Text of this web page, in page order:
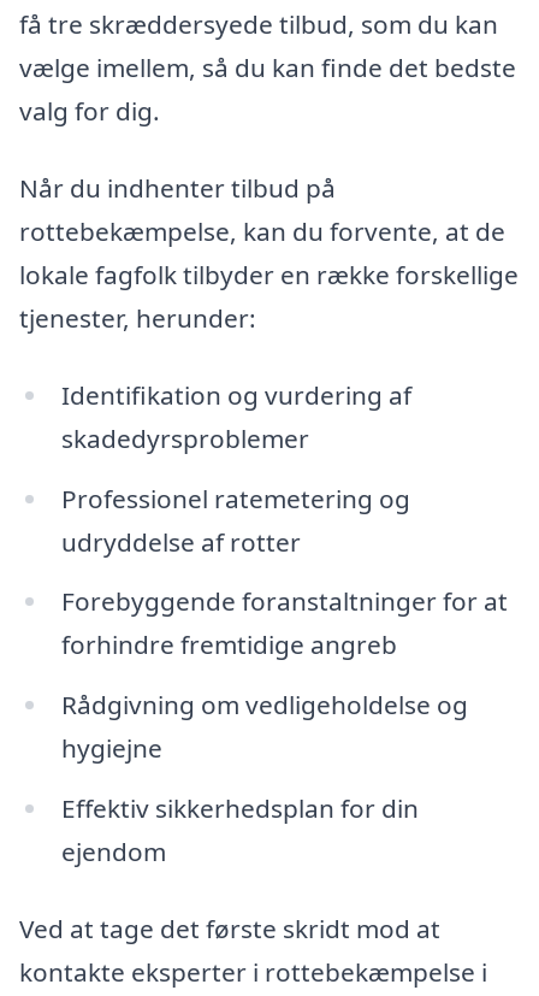
få tre skræddersyede tilbud, som du kan
vælge imellem, så du kan finde det bedste
valg for dig.
Når du indhenter tilbud på
rottebekæmpelse, kan du forvente, at de
lokale fagfolk tilbyder en række forskellige
tjenester, herunder:
Identifikation og vurdering af
skadedyrsproblemer
Professionel ratemetering og
udryddelse af rotter
Forebyggende foranstaltninger for at
forhindre fremtidige angreb
Rådgivning om vedligeholdelse og
hygiejne
Effektiv sikkerhedsplan for din
ejendom
Ved at tage det første skridt mod at
kontakte eksperter i rottebekæmpelse i